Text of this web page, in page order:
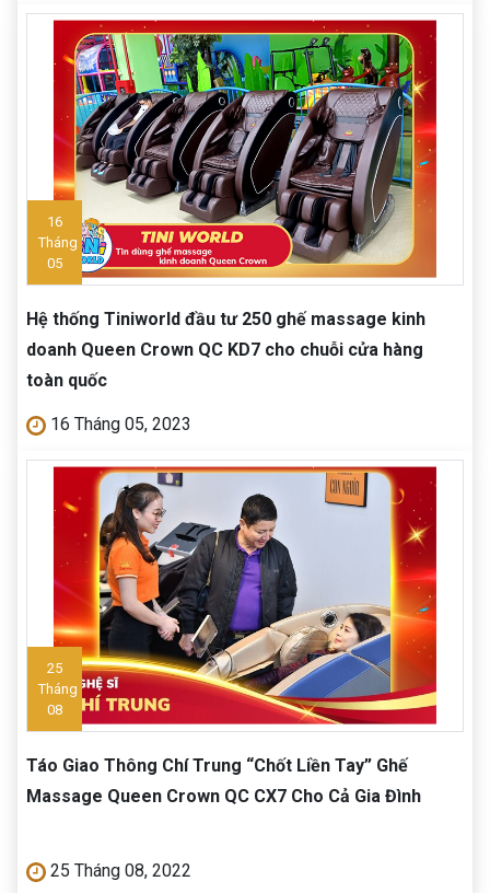
16
Tháng
05
Hệ thống Tiniworld đầu tư 250 ghế massage kinh
doanh Queen Crown QC KD7 cho chuỗi cửa hàng
toàn quốc
16 Tháng 05, 2023
25
Tháng
08
Táo Giao Thông Chí Trung “Chốt Liền Tay” Ghế
Massage Queen Crown QC CX7 Cho Cả Gia Đình
25 Tháng 08, 2022